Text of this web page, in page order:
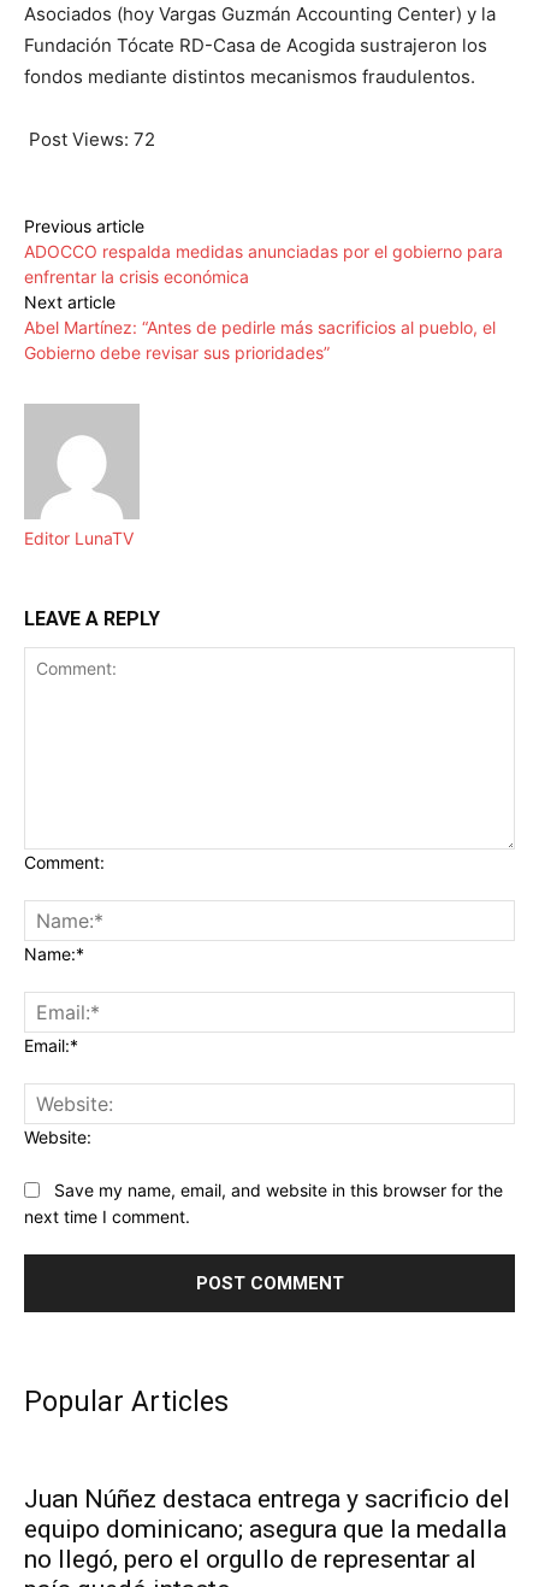
Asociados (hoy Vargas Guzmán Accounting Center) y la
Fundación Tócate RD-Casa de Acogida sustrajeron los
fondos mediante distintos mecanismos fraudulentos.
Post Views: 72
Previous article
ADOCCO respalda medidas anunciadas por el gobierno para
enfrentar la crisis económica
Next article
Abel Martínez: “Antes de pedirle más sacrificios al pueblo, el
Gobierno debe revisar sus prioridades”
Editor LunaTV
LEAVE A REPLY
Comment:
Name:*
Email:*
Website:
Save my name, email, and website in this browser for the
next time I comment.
Popular Articles
Juan Núñez destaca entrega y sacrificio del
equipo dominicano; asegura que la medalla
no llegó, pero el orgullo de representar al